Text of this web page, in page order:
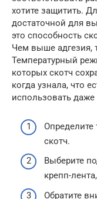
хотите защитить.
достаточной для
это способность
Чем выше адгезия,
Температурный
которых скотч
когда узнала, что
использовать даже
Определите
скотч.
Выберите
крепп-
Обратите